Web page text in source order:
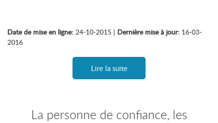
Date de mise en ligne: 24-10-2015 | Dernière mise à jour: 16-03-
2016
Lire la suite
La personne de confiance, les